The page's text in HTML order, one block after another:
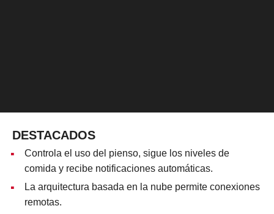
DESTACADOS
Controla el uso del pienso, sigue los niveles de
comida y recibe notificaciones automáticas.
La arquitectura basada en la nube permite conexiones
remotas.